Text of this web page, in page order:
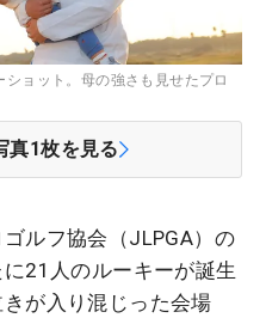
ョット。母の強さも見せたプロ
真1枚を見る
ルフ協会（JLPGA）の
21人のルーキーが誕生
が入り混じった会場